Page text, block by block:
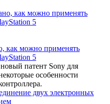
как можно применять
5
патент Sony для
особенности